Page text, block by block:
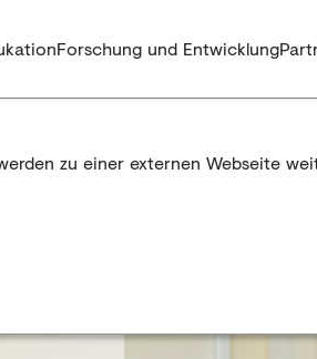
Forschung und Entwicklung
zu einer externen Webseite